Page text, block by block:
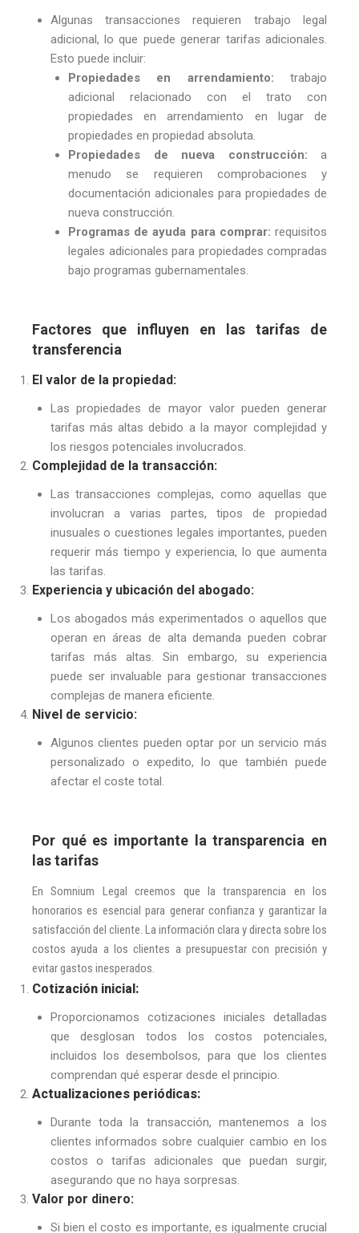
Algunas transacciones requieren trabajo legal
adicional, lo que puede generar tarifas adicionales.
Esto puede incluir:
Propiedades en arrendamiento: trabajo
adicional relacionado con el trato con
propiedades en arrendamiento en lugar de
propiedades en propiedad absoluta.
Propiedades de nueva construcción: a
menudo se requieren comprobaciones y
documentación adicionales para propiedades de
nueva construcción.
Programas de ayuda para comprar: requisitos
legales adicionales para propiedades compradas
bajo programas gubernamentales.
Factores que influyen en las tarifas de
transferencia
El valor de la propiedad:
Las propiedades de mayor valor pueden generar
tarifas más altas debido a la mayor complejidad y
los riesgos potenciales involucrados.
Complejidad de la transacción:
Las transacciones complejas, como aquellas que
involucran a varias partes, tipos de propiedad
inusuales o cuestiones legales importantes, pueden
requerir más tiempo y experiencia, lo que aumenta
las tarifas.
Experiencia y ubicación del abogado:
Los abogados más experimentados o aquellos que
operan en áreas de alta demanda pueden cobrar
tarifas más altas. Sin embargo, su experiencia
puede ser invaluable para gestionar transacciones
complejas de manera eficiente.
Nivel de servicio:
Algunos clientes pueden optar por un servicio más
personalizado o expedito, lo que también puede
afectar el coste total.
Por qué es importante la transparencia en
las tarifas
En Somnium Legal creemos que la transparencia en los
honorarios es esencial para generar confianza y garantizar la
satisfacción del cliente. La información clara y directa sobre los
costos ayuda a los clientes a presupuestar con precisión y
evitar gastos inesperados.
Cotización inicial:
Proporcionamos cotizaciones iniciales detalladas
que desglosan todos los costos potenciales,
incluidos los desembolsos, para que los clientes
comprendan qué esperar desde el principio.
Actualizaciones periódicas:
Durante toda la transacción, mantenemos a los
clientes informados sobre cualquier cambio en los
costos o tarifas adicionales que puedan surgir,
asegurando que no haya sorpresas.
Valor por dinero:
Si bien el costo es importante, es igualmente crucial